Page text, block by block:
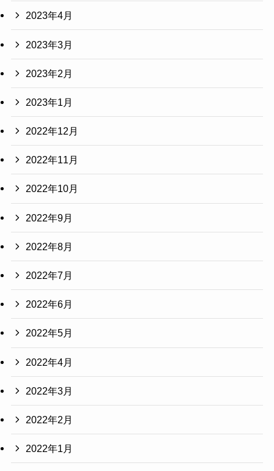
2023年4月
2023年3月
2023年2月
2023年1月
2022年12月
2022年11月
2022年10月
2022年9月
2022年8月
2022年7月
2022年6月
2022年5月
2022年4月
2022年3月
2022年2月
2022年1月